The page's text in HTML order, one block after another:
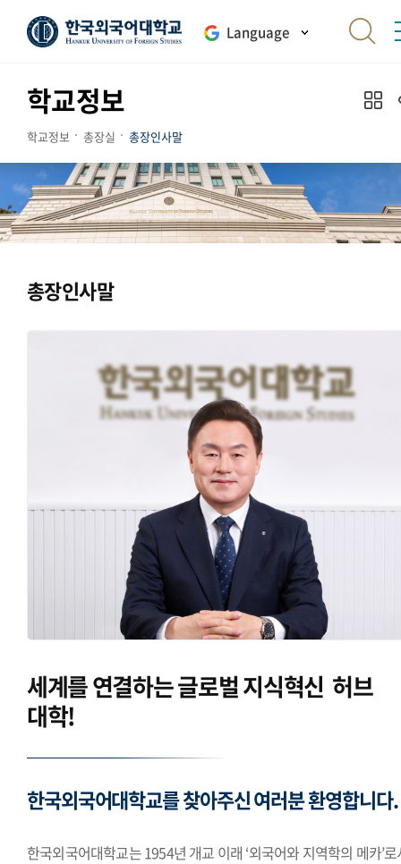
Language
학교정보
학교정보 총장실 총장인사말
총장인사말
세계를 연결하는글로벌 지식혁신 허브
대학!
한국외국어대학교를 찾아주신 여러분 환영합니다.
한국외국어대학교는 1954년 개교 이래 ‘외국어와 지역학의 메카’로